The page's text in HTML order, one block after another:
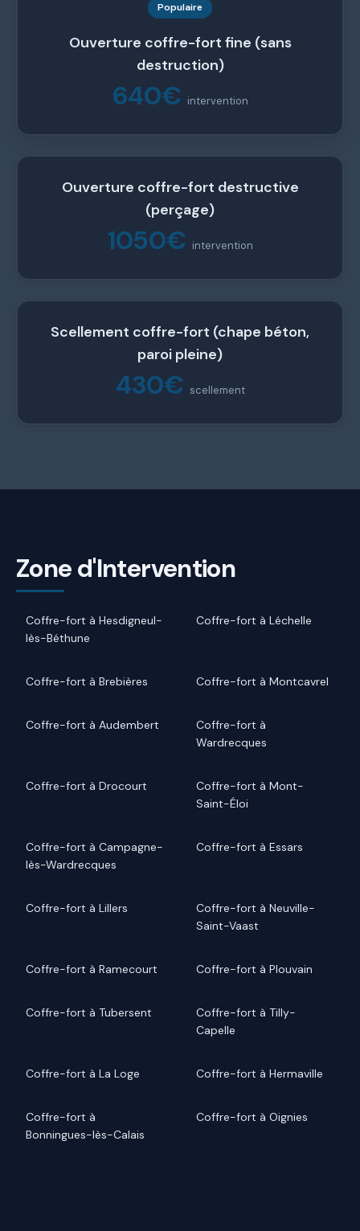
Populaire
Ouverture coffre-fort fine (sans
destruction)
640€ intervention
Ouverture coffre-fort destructive
(perçage)
1050€ intervention
Scellement coffre-fort (chape béton,
paroi pleine)
430€ scellement
Zone d'Intervention
Coffre-fort à Hesdigneul-
lès-Béthune
Coffre-fort à Léchelle
Coffre-fort à Brebières Coffre-fort à Montcavrel
Coffre-fort à Audembert
Coffre-fort à
Wardrecques
Coffre-fort à Drocourt
Coffre-fort à Mont-
Saint-Éloi
Coffre-fort à Campagne-
lès-Wardrecques
Coffre-fort à Essars
Coffre-fort à Lillers
Coffre-fort à Neuville-
Saint-Vaast
Coffre-fort à Ramecourt Coffre-fort à Plouvain
Coffre-fort à Tubersent
Coffre-fort à Tilly-
Capelle
Coffre-fort à La Loge Coffre-fort à Hermaville
Coffre-fort à
Bonningues-lès-Calais
Coffre-fort à Oignies